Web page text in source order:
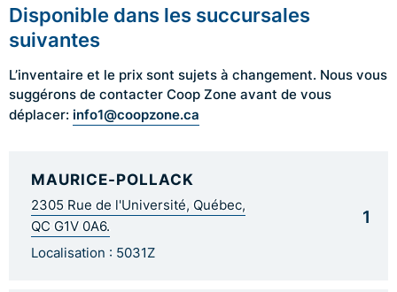
Disponible dans les succursales
suivantes
L’inventaire et le prix sont sujets à changement. Nous vous
suggérons de contacter Coop Zone avant de vous
déplacer: info1@coopzone.ca
MAURICE-POLLACK
2305 Rue de l'Université, Québec,
QC G1V 0A6.
Localisation : 5031Z
1